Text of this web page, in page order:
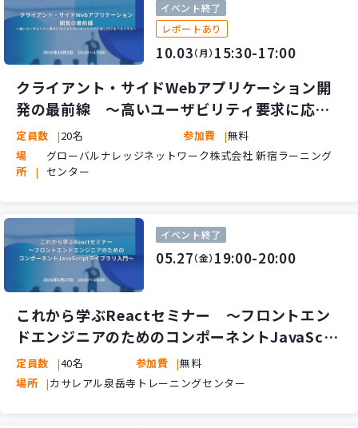
イベント終了
レポートあり
10.03（月） 15:30-17:00
クライアント・サイドWebアプリケーション開
発の最前線 ～高いユーザビリティ要求に応え
るためにエンジニアが身に付けるべきスキル～
定員数 20名 参加費
無料
場
所
グローバルナレッジネットワーク株式会社 新宿ラーニング
センター
イベント終了
05.27（金） 19:00-20:00
これから学ぶReactセミナー ～フロントエン
ドエンジニアのためのコンポーネントJavaScri
ptライブラリ入門～
定員数 40名 参加費
無料
場所
カサレアル泉岳寺トレーニングセンター